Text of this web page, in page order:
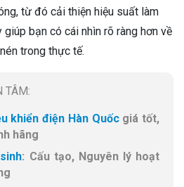
từ đó cải thiện hiệu suất làm
bạn có cái nhìn rõ ràng hơn về
trong thực tế.
TÂM:
khiển điện Hàn Quốcgiá tốt,
hãng
: Cấu tạo, Nguyên lý hoạt